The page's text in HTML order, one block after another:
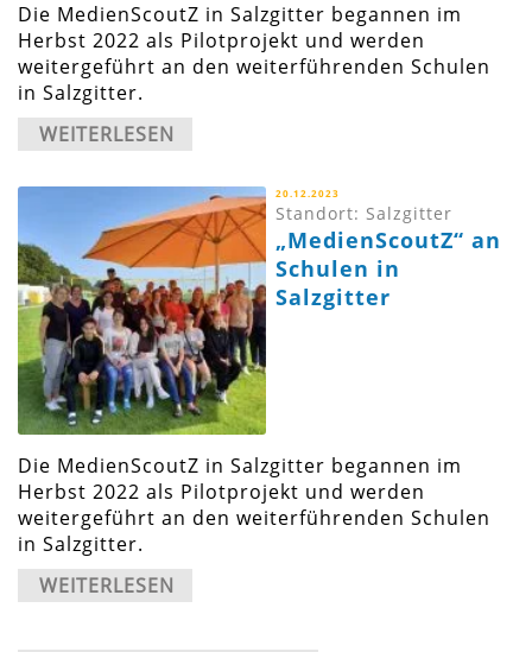
Die MedienScoutZ in Salzgitter begannen im
Herbst 2022 als Pilotprojekt und werden
weitergeführt an den weiterführenden Schulen
in Salzgitter.
WEITERLESEN
20.12.2023
Standort: Salzgitter
„MedienScoutZ“ an
Schulen in
Salzgitter
Die MedienScoutZ in Salzgitter begannen im
Herbst 2022 als Pilotprojekt und werden
weitergeführt an den weiterführenden Schulen
in Salzgitter.
WEITERLESEN